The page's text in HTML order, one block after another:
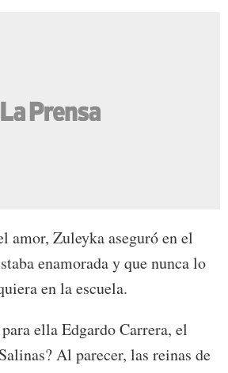
amor, Zuleyka aseguró en el
enamorada y que nunca lo
en la escuela.
ella Edgardo Carrera, el
Al parecer, las reinas de